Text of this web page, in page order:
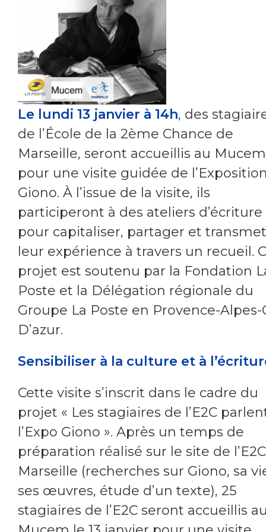
Le lundi 13 janvier à 14h, des
de l’École de la 2ème Chance de
Marseille, seront accueillis au Mucem
pour une visite guidée de
Giono. À l’issue de la visite, ils
participeront à des ateliers d’écriture
pour capitaliser, partager et
leur expérience à travers un recueil.
projet est soutenu par la Fondation
Poste et la Délégation régionale du
Groupe La Poste en Provence-Alpes-
D’azur.
Sensibiliser à la culture et à
Cette visite s’inscrit dans le cadre du
projet « Les stagiaires de l’E2C
l’Expo Giono ». Après un temps de
préparation réalisé sur le site de l’E2C
Marseille (recherches sur Giono, sa
ses œuvres, étude d’un texte), 25
stagiaires de l’E2C seront accueillis